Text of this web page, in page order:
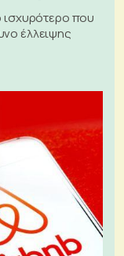
ισχυρότερο που
έλλειψης